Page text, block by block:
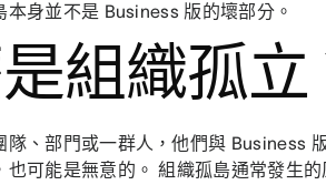
本身並不是 Business 版的壞部分。
組織孤立
隊、部門或一群人，他們與 Business
也可能是無意的。 組織孤島通常發生